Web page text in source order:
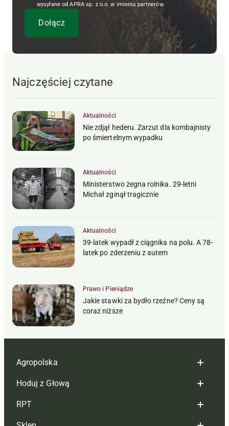
wysyłane od APRA sp. z o.o. w imieniu partnerów.
Najczęściej czytane
Aktualności
Nie zdjął hederu. Zarzut dla kombajnisty
po śmiertelnym wypadku
Aktualności
Ministerstwo żegna rolnika. 29-letni
Michał zginął tragicznie
Aktualności
39-latek wypadł z ciągnika na polu. A 78-
latek po zderzeniu z autem
Prawo i Pieniądze
Jakie stawki za bydło rzeźne? Ceny są
coraz niższe
Agropolska
Redakcja
Reklama
Hoduj z Głową
Hoduj z głową bydło
RPT